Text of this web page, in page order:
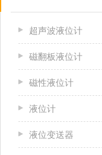
超声波液位计
磁翻板液位计
磁性液位计
液位计
液位变送器